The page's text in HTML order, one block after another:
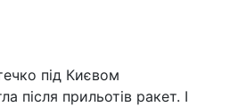
під Києвом
після прильотів ракет. І